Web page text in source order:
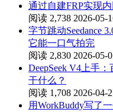
通过自建FRP实现
阅读 2,738 2026-05-
字节跳动Seedance
它能一口气拍完
阅读 2,830 2026-05-
DeepSeek V4上手
干什么？
阅读 1,708 2026-04-
用WorkBuddy写了